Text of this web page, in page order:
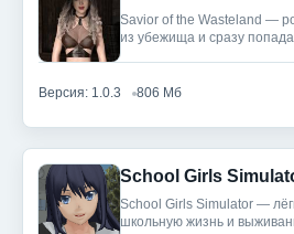
Savior of the Wasteland —
из убежища и сразу
Версия: 1.0.3 806 Мб
School Girls Simulator —
школьную жизнь и